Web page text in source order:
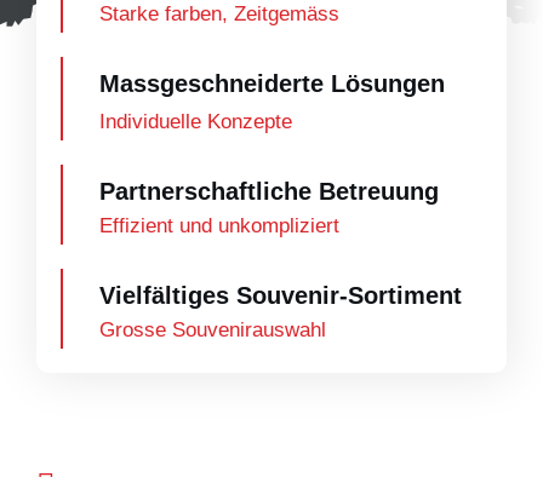
Starke farben, Zeitgemäss
Massgeschneiderte Lösungen
Individuelle Konzepte
Partnerschaftliche Betreuung
Effizient und unkompliziert
Vielfältiges Souvenir-Sortiment
Grosse Souvenirauswahl